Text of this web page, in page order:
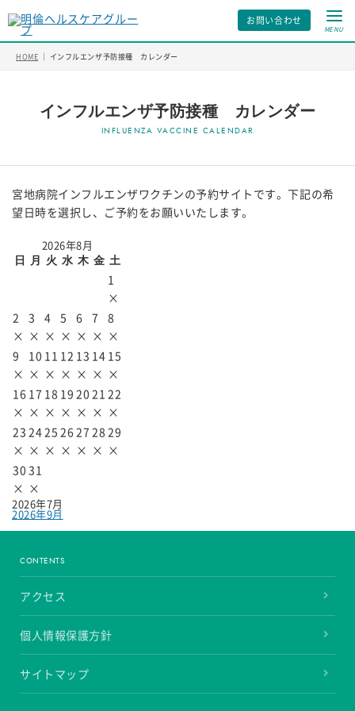
お問い合わせ
MENU
HOME インフルエンザ予防接種 カレンダー
インフルエンザ予防接種 カレンダー
宮地病院インフルエンザワクチンの予約サイトです。下記の希
望日時を選択し、ご予約をお願いいたします。
2026年8月
日 月 火 水 木 金 土
1
×
2
×
3
×
4
×
5
×
6
×
7
×
8
×
9
×
10
×
11
×
12
×
13
×
14
×
15
×
16
×
17
×
18
×
19
×
20
×
21
×
22
×
23
×
24
×
25
×
26
×
27
×
28
×
29
×
30
×
31
×
2026年7月
2026年9月
CONTENTS
アクセス
個人情報保護方針
サイトマップ